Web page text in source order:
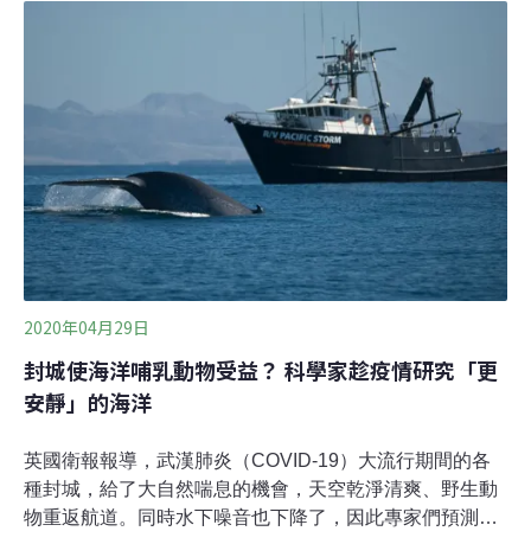
物質皆為燃燒煤炭、石油和天然氣的產物。
2020年04月29日
封城使海洋哺乳動物受益？ 科學家趁疫情研究「更
安靜」的海洋
英國衛報報導，武漢肺炎（COVID-19）大流行期間的各
種封城，給了大自然喘息的機會，天空乾淨清爽、野生動
物重返航道。同時水下噪音也下降了，因此專家們預測，